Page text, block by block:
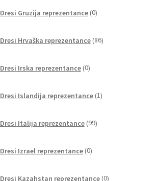
Dresi Gruzija reprezentance 0izdelkov
Dresi Hrvaška reprezentance 86izdelkov
Dresi Irska reprezentance 0izdelkov
Dresi Islandija reprezentance 1izdelek
Dresi Italija reprezentance 99izdelkov
Dresi Izrael reprezentance 0izdelkov
Dresi Kazahstan reprezentance 0